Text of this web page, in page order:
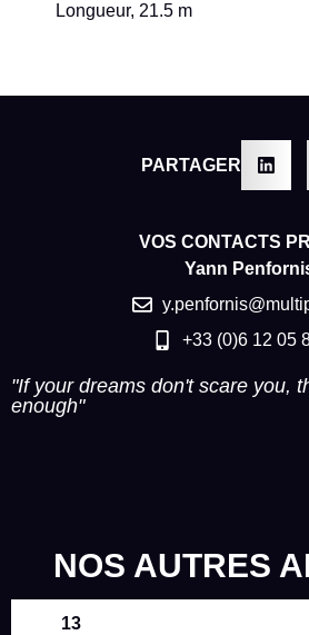
Longueur, 21.5 m
PARTAGER
VOS CONTACTS
Yann
+33 (0)6 12 05
"If your dreams don't scare you,
enough"
NOS AUTRES
13